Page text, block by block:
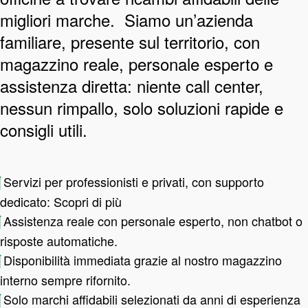
migliori marche. Siamo un’azienda
familiare, presente sul territorio, con
magazzino reale, personale esperto e
assistenza diretta: niente call center,
nessun rimpallo, solo soluzioni rapide e
consigli utili.
Servizi per professionisti e privati, con supporto
dedicato: Scopri di più
Assistenza reale con personale esperto, non chatbot o
risposte automatiche.
Disponibilità immediata grazie al nostro magazzino
interno sempre rifornito.
Solo marchi affidabili selezionati da anni di esperienza